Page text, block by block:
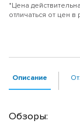
*Цена
отличаться от цен
Описание
Обзоры: